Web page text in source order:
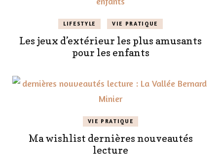
LIFESTYLE VIE PRATIQUE
Les jeux d’extérieur les plus amusants
pour les enfants
VIE PRATIQUE
Ma wishlist dernières nouveautés
lecture